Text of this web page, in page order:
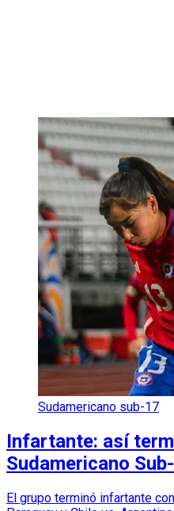
Sudamericano sub-17
Infartante: así
Sudamericano
El grupo terminó infartante